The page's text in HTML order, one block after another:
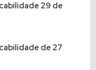
29 de
de 27